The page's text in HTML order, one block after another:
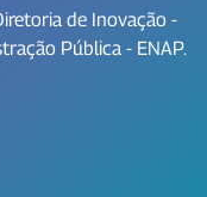
de Inovação -
Pública - ENAP.